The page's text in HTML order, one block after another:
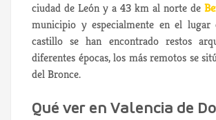
ciudad de León y a 43 km al norte de
municipio y especialmente en el lugar
castillo se han encontrado restos
diferentes épocas, los más remotos se
del Bronce.
Qué ver en Valencia de